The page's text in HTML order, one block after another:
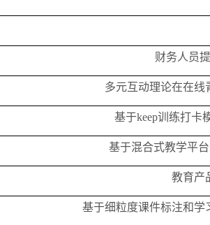
财务人员
多元互动理论在在线
基于keep训练打卡
基于混合式教学平
教育产
基于细粒度课件标注和学